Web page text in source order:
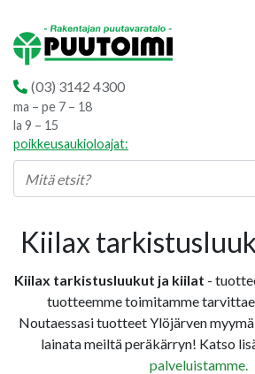
(03) 3142 4300
ma – pe 7 – 18
la 9 – 15
poikkeusaukioloajat:
Kiilax
Kiilax tarkistusluukut ja kiilat -
tuotteemme toimitamme
Noutaessasi tuotteet Ylöjärven
lainata meiltä peräkärryn! Katso
palveluistamme.